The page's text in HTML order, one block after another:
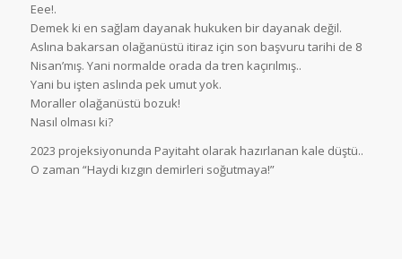
Eee!.
Demek ki en sağlam dayanak hukuken bir dayanak değil.
Aslına bakarsan olağanüstü itiraz için son başvuru tarihi de 8
Nisan’mış. Yani normalde orada da tren kaçırılmış..
Yani bu işten aslında pek umut yok.
Moraller olağanüstü bozuk!
Nasıl olması ki?
2023 projeksiyonunda Payitaht olarak hazırlanan kale düştü..
O zaman “Haydi kızgın demirleri soğutmaya!”